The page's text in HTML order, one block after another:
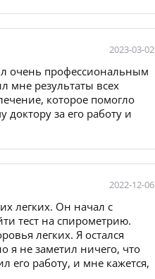
2023-03-02
очень профессиональным
результаты всех
которое помогло
за его работу и
2022-12-06
легких. Он начал с
тест на спирометрию.
легких. Я остался
я не заметил ничего, что
его работу, и мне кажется,